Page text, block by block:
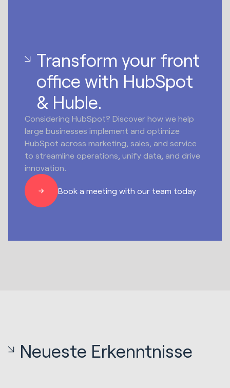
Transform your front
office with HubSpot
& Huble.
Considering HubSpot? Discover how we help
large businesses implement and optimize
HubSpot across marketing, sales, and service
to streamline operations, unify data, and drive
innovation.
Book a meeting with our team today
Neueste Erkenntnisse